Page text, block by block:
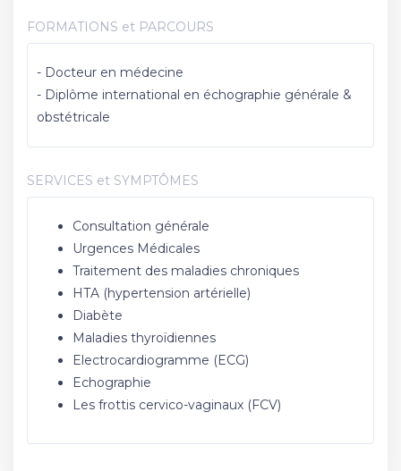
FORMATIONS et PARCOURS
- Docteur en médecine
- Diplôme international en échographie générale &
obstétricale
SERVICES et SYMPTÔMES
Consultation générale
Urgences Médicales
Traitement des maladies chroniques
HTA (hypertension artérielle)
Diabète
Maladies thyroïdiennes
Electrocardiogramme (ECG)
Echographie
Les frottis cervico-vaginaux (FCV)